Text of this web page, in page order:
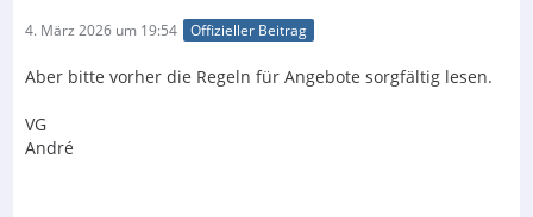
4. März 2026 um 19:54 Offizieller Beitrag
Aber bitte vorher die Regeln für Angebote sorgfältig lesen.
VG
André